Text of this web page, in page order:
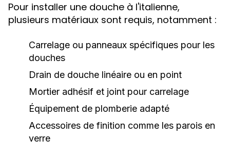
Pour installer une douche à l'italienne,
plusieurs matériaux sont requis, notamment :
Carrelage ou panneaux spécifiques pour les
douches
Drain de douche linéaire ou en point
Mortier adhésif et joint pour carrelage
Équipement de plomberie adapté
Accessoires de finition comme les parois en
verre